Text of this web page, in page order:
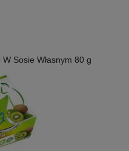
Sosie Własnym 80 g